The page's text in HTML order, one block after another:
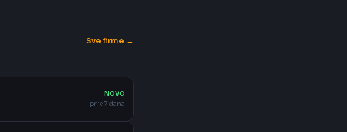
Sve firme →
NOVO
prije 7 dana